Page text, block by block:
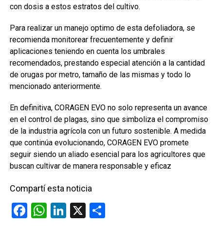
con dosis a estos estratos del cultivo.
Para realizar un manejo optimo de esta defoliadora, se
recomienda monitorear frecuentemente y definir
aplicaciones teniendo en cuenta los umbrales
recomendados, prestando especial atención a la cantidad
de orugas por metro, tamaño de las mismas y todo lo
mencionado anteriormente.
En definitiva, CORAGEN EVO no solo representa un avance
en el control de plagas, sino que simboliza el compromiso
de la industria agrícola con un futuro sostenible. A medida
que continúa evolucionando, CORAGEN EVO promete
seguir siendo un aliado esencial para los agricultores que
buscan cultivar de manera responsable y eficaz
Compartí esta noticia
F
W Li
X